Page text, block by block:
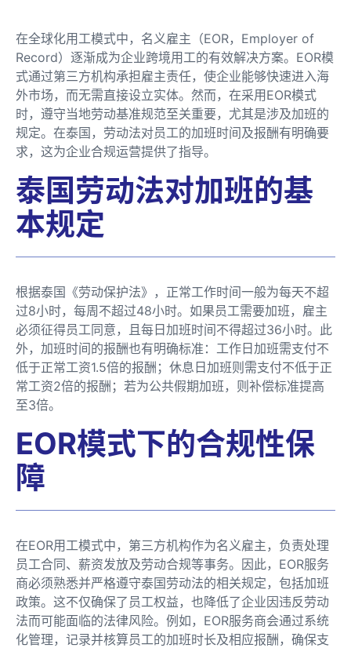
在全球化用工模式中，名义雇主（EOR，Employer of
Record）逐渐成为企业跨境用工的有效解决方案。EOR模
式通过第三方机构承担雇主责任，使企业能够快速进入海
外市场，而无需直接设立实体。然而，在采用EOR模式
时，遵守当地劳动基准规范至关重要，尤其是涉及加班的
规定。在泰国，劳动法对员工的加班时间及报酬有明确要
求，这为企业合规运营提供了指导。
泰国劳动法对加班的基
本规定
根据泰国《劳动保护法》，正常工作时间一般为每天不超
过8小时，每周不超过48小时。如果员工需要加班，雇主
必须征得员工同意，且每日加班时间不得超过36小时。此
外，加班时间的报酬也有明确标准：工作日加班需支付不
低于正常工资1.5倍的报酬；休息日加班则需支付不低于正
常工资2倍的报酬；若为公共假期加班，则补偿标准提高
至3倍。
EOR模式下的合规性保
障
在EOR用工模式中，第三方机构作为名义雇主，负责处理
员工合同、薪资发放及劳动合规等事务。因此，EOR服务
商必须熟悉并严格遵守泰国劳动法的相关规定，包括加班
政策。这不仅确保了员工权益，也降低了企业因违反劳动
法而可能面临的法律风险。例如，EOR服务商会通过系统
化管理，记录并核算员工的加班时长及相应报酬，确保支